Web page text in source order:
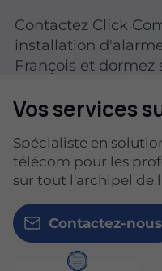
Contactez Click
installation
François et dormez
Vos services
Spécialiste en
télécom pour les
sur tout l'archipel de
Contactez-nous